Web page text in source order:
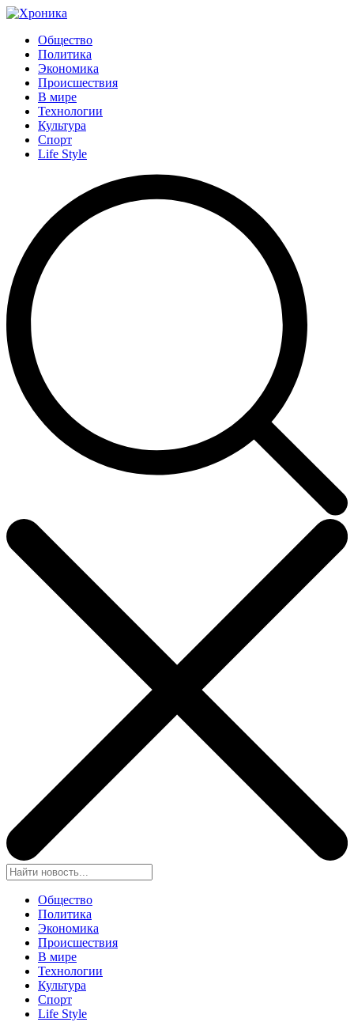
Общество
Политика
Экономика
Происшествия
В мире
Технологии
Культура
Спорт
Life Style
Общество
Политика
Экономика
Происшествия
В мире
Технологии
Культура
Спорт
Life Style